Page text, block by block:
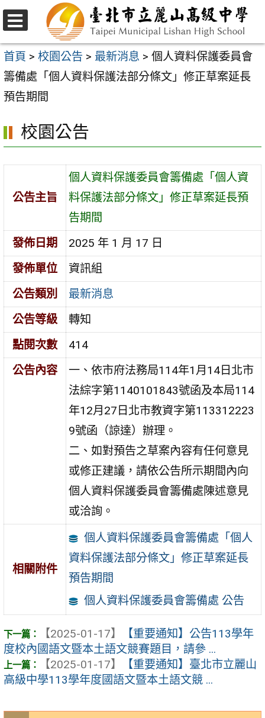
跳
至
主
要
內
區
選
單
首頁 > 校園公告 > 最新消息 > 個人資料保護委員會
籌備處「個人資料保護法部分條文」修正草案延長
預告期間
校園公告
公告主旨
個人資料保護委員會籌備處「個人資
料保護法部分條文」修正草案延長預
告期間
發佈日期
2025 年 1 月 17 日
發佈單位
資訊組
公告類別
最新消息
公告等級
轉知
點閱次數
414
公告內容
一、依市府法務局114年1月14日北市
法綜字第1140101843號函及本局114
年12月27日北市教資字第113312223
9號函（諒達）辦理。
二、如對預告之草案內容有任何意見
或修正建議，請依公告所示期間內向
個人資料保護委員會籌備處陳述意見
或洽詢。
相關附件
個人資料保護委員會籌備處「個人
資料保護法部分條文」修正草案延長
預告期間
個人資料保護委員會籌備處 公告
【2025-01-17】
【重要通知】公告113學年
度校內國語文暨本土語文競賽題目，請參 ...
【2025-01-17】
【重要通知】臺北市立麗山
高級中學113學年度國語文暨本土語文競 ...